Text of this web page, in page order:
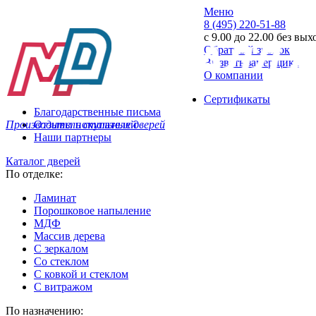
Производитель стальных дверей
Меню
8 (495) 220-51-88
с 9.00 до 22.00 без
Обратный звонок
Вызвать замерщика
О компании
Сертификаты
Благодарственные письма
Отзывы покупателей
Наши партнеры
Каталог дверей
По отделке:
Ламинат
Порошковое напыление
МДФ
Массив дерева
С зеркалом
Со стеклом
С ковкой и стеклом
С витражом
По назначению: